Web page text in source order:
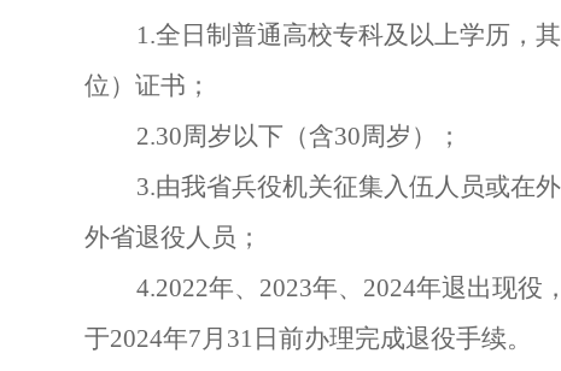
1.全日制普通高校专科及以上学历，其
位）证书；
2.30周岁以下（含30周岁）；
3.由我省兵役机关征集入伍人员或在
外省退役人员；
4.2022年、 2023年、 2024年退出现役
于2024年7月 31 日前办理完成退役手续。